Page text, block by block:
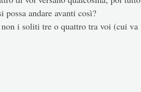
possa andare avanti così?
i soliti tre o quattro tra voi (cui va